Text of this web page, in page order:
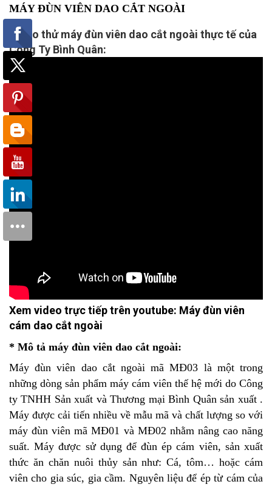
MÁY ĐÙN VIÊN DAO CẮT NGOÀI
Video thử máy đùn viên dao cắt ngoài thực tế của
Công Ty Bình Quân:
Xem video trực tiếp trên youtube: Máy đùn viên
cám dao cắt ngoài
* Mô tả máy đùn viên dao cắt ngoài:
Máy đùn viên dao cắt ngoài mã MĐ03 là một trong
những dòng sản phẩm máy cám viên thế hệ mới do Công
ty TNHH Sản xuất và Thương mại Bình Quân sản xuất .
Máy được cải tiến nhiều về mẫu mã và chất lượng so với
máy đùn viên mã MĐ01 và MĐ02 nhằm nâng cao năng
suất. Máy được sử dụng để đùn ép cám viên, sản xuất
thức ăn chăn nuôi thủy sản như: Cá, tôm… hoặc cám
viên cho gia súc, gia cầm. Nguyên liệu để ép từ cám của